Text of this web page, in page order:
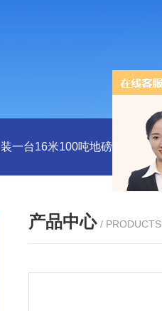
一台16米100吨地磅多少钱？
产品中心 / PRODUCTS